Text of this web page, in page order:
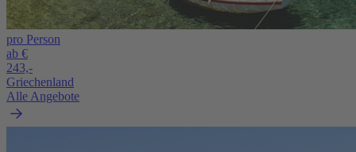
pro Person
ab €
243,-
Griechenland
Alle Angebote